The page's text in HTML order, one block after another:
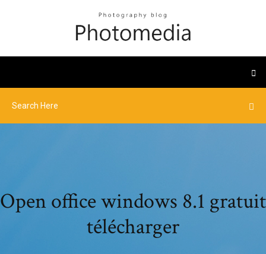
Open office windows 8.1 gratuit
télécharger